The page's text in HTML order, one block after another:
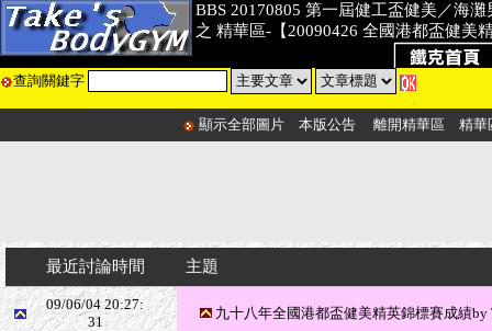
BBS 20170805 第一屆健工盃健美／海
之 精華區-【20090426 全國港都盃健美
查詢關鍵字
顯示全部圖片 本版公告 離開精華區 精華
最近討論時間 主題
09/06/04 20:27:
31
九十八年全國港都盃健美精英錦標賽成績by